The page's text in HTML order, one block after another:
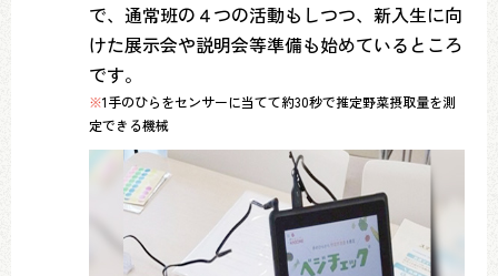
で、通常班の４つの活動もしつつ、新入生に向
けた展示会や説明会等準備も始めているところ
です。
※1手のひらをセンサーに当てて約30秒で推定野菜摂取量を測
定できる機械